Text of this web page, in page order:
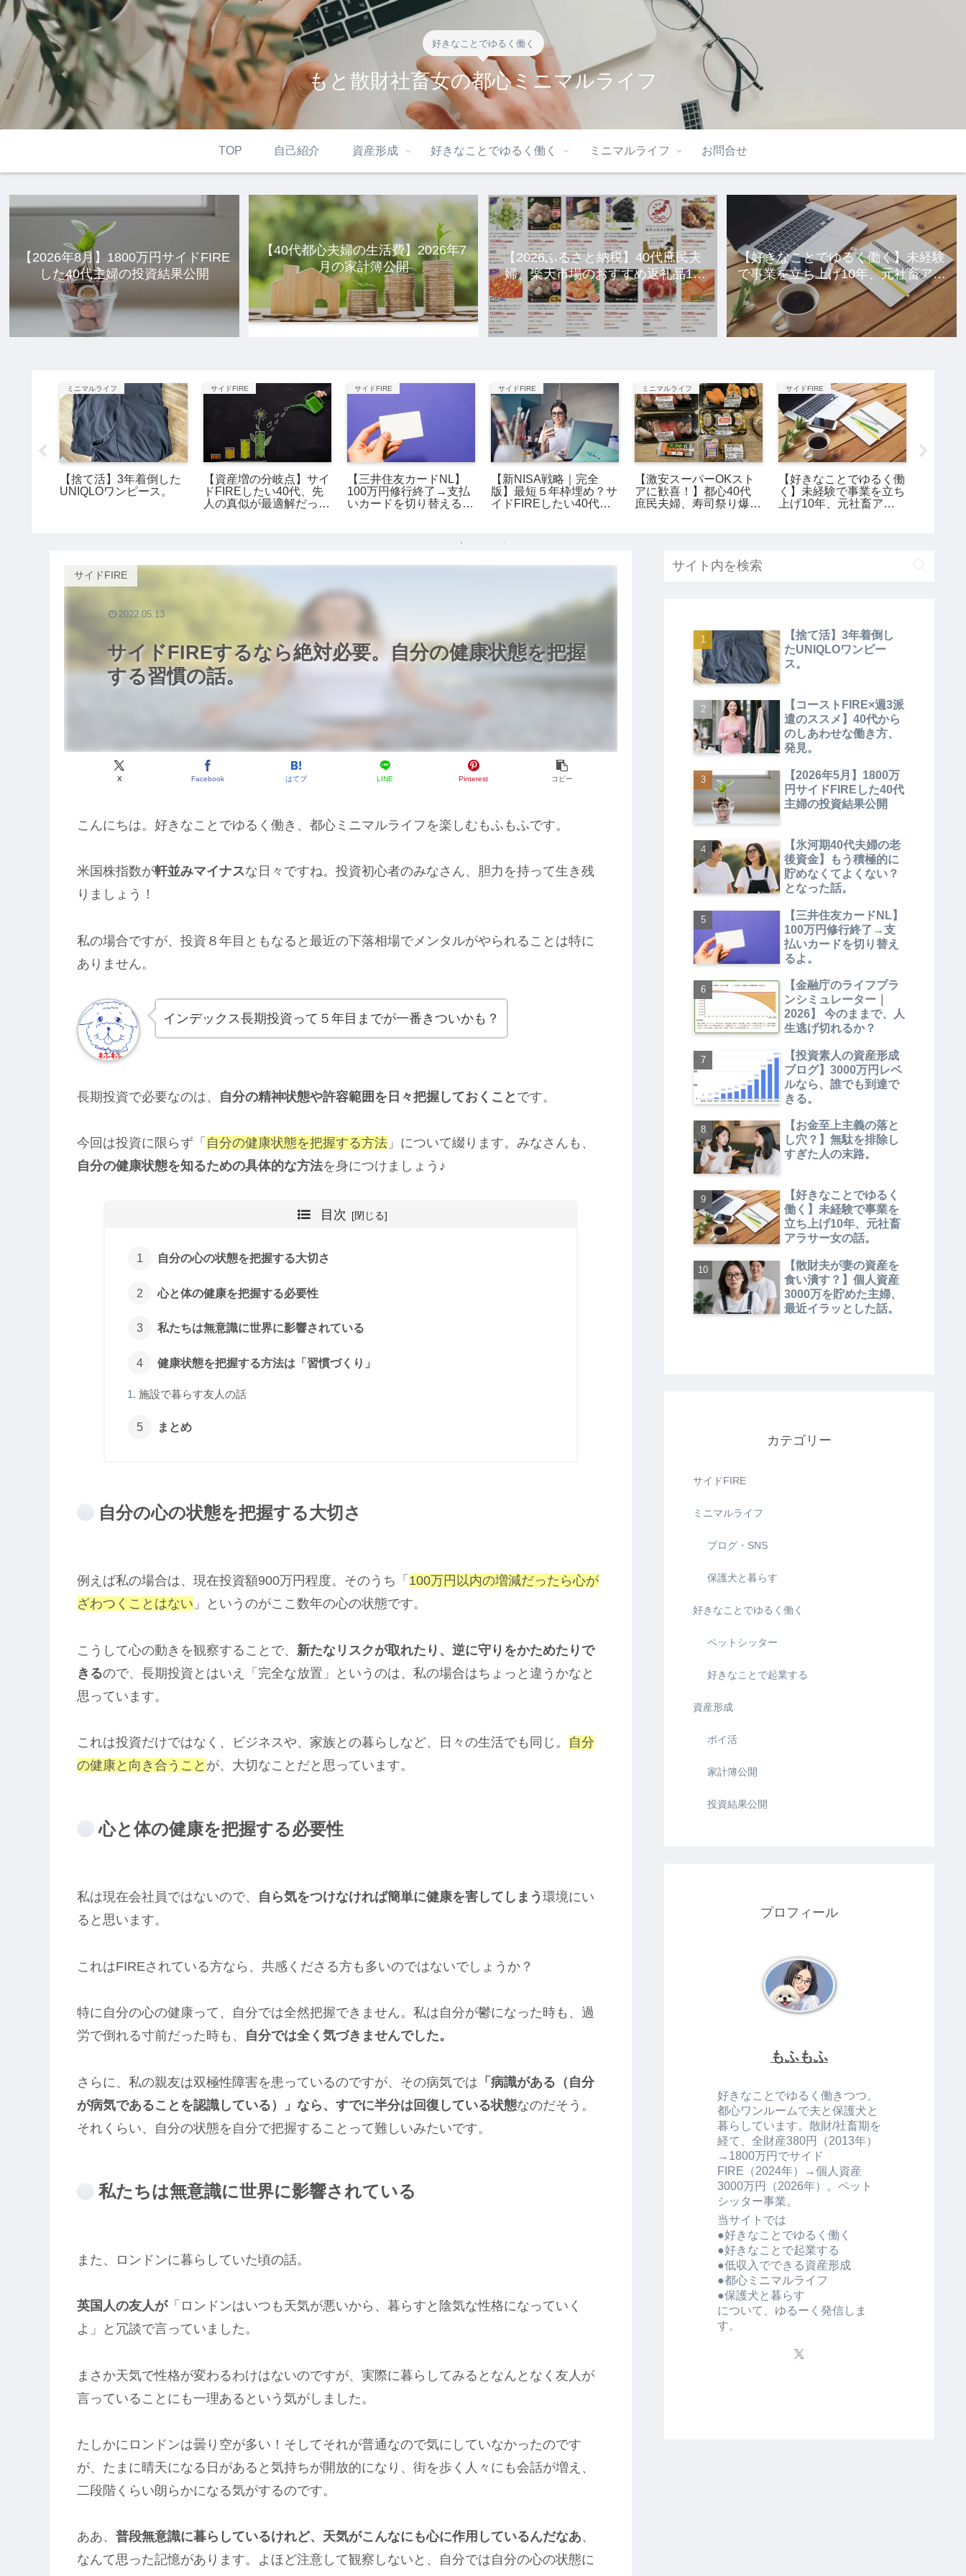
好きなことでゆるく働く
もと散財社畜女の都心ミニマルライフ
TOP 自己紹介 資産形成 好きなことでゆるく働く ミニマルライフ お問合せ
【2026年8月】1800万円サイドFIRE
した40代主婦の投資結果公開
【40代都心夫婦の生活費】2026年7
月の家計簿公開
【2026ふるさと納税】40代庶民夫
婦、楽天市場のおすすめ返礼品10
選。
【好きなことでゆるく働く】未経験
で事業を立ち上げ10年、元社畜アラ
サー女の話。
ミニマルライフ
【捨て活】3年着倒した
UNIQLOワンピース。
サイドFIRE
【資産増の分岐点】サイ
ドFIREしたい40代、先
人の真似が最適解だっ
サイドFIRE
【三井住友カードNL】
100万円修行終了→支払
いカードを切り替える
サイドFIRE
【新NISA戦略｜完全
版】最短５年枠埋め？サ
イドFIREしたい40代女
ミニマルライフ
【激安スーパーOKスト
アに歓喜！】都心40代
庶民夫婦、寿司祭り爆
サイドFIRE
【好きなことでゆるく働
く】未経験で事業を立ち
上げ10年、元社畜アラ
サイドFIREするなら絶対必要。自分の健康状態を把握
する習慣の話。
サイドFIRE
X Facebook はてブ LINE Pinterest コピー
2022.05.13
こんにちは。好きなことでゆるく働き、都心ミニマルライフを楽しむもふもふです。
米国株指数が軒並みマイナスな日々ですね。投資初心者のみなさん、胆力を持って生き残
りましょう！
私の場合ですが、投資８年目ともなると最近の下落相場でメンタルがやられることは特に
ありません。
インデックス長期投資って５年目までが一番きついかも？
長期投資で必要なのは、 自分の精神状態や許容範囲を日々把握しておくこと です。
今回は投資に限らず「 自分の健康状態を把握する方法 」について綴ります。みなさんも、
自分の健康状態を知るための具体的な方法を身につけましょう♪
目次
自分の心の状態を把握する大切さ
心と体の健康を把握する必要性
私たちは無意識に世界に影響されている
健康状態を把握する方法は「習慣づくり」
施設で暮らす友人の話
まとめ
自分の心の状態を把握する大切さ
例えば私の場合は、現在投資額900万円程度。そのうち「 100万円以内の増減だったら心が
ざわつくことはない 」というのがここ数年の心の状態です。
こうして心の動きを観察することで、 新たなリスクが取れたり、逆に守りをかためたりで
きるので、長期投資とはいえ「完全な放置」というのは、私の場合はちょっと違うかなと
思っています。
これは投資だけではなく、ビジネスや、家族との暮らしなど、日々の生活でも同じ。 自分
の健康と向き合うこと が、大切なことだと思っています。
心と体の健康を把握する必要性
私は現在会社員ではないので、 自ら気をつけなければ簡単に健康を害してしまう 環境にい
ると思います。
これはFIREされている方なら、共感くださる方も多いのではないでしょうか？
特に自分の心の健康って、自分では全然把握できません。私は自分が鬱になった時も、過
労で倒れる寸前だった時も、 自分では全く気づきませんでした。
さらに、私の親友は双極性障害を患っているのですが、その病気では 「病識がある（自分
が病気であることを認識している）」なら、すでに半分は回復している状態なのだそう。
それくらい、自分の状態を自分で把握することって難しいみたいです。
私たちは無意識に世界に影響されている
また、ロンドンに暮らしていた頃の話。
英国人の友人が「ロンドンはいつも天気が悪いから、暮らすと陰気な性格になっていく
よ」と冗談で言っていました。
まさか天気で性格が変わるわけはないのですが、実際に暮らしてみるとなんとなく友人が
言っていることにも一理あるという気がしました。
たしかにロンドンは曇り空が多い！そしてそれが普通なので気にしていなかったのです
が、たまに晴天になる日があると気持ちが開放的になり、街を歩く人々にも会話が増え、
二段階くらい朗らかになる気がするのです。
ああ、 普段無意識に暮らしているけれど、天気がこんなにも心に作用しているんだなあ、
なんて思った記憶があります。よほど注意して観察しないと、自分では自分の心の状態に
【捨て活】3年着倒し
たUNIQLOワンピー
ス。
【コーストFIRE×週3派
遣のススメ】40代から
のしあわせな働き方、
発見。
【2026年5月】1800万
円サイドFIREした40代
主婦の投資結果公開
【氷河期40代夫婦の老
後資金】もう積極的に
貯めなくてよくない？
となった話。
【三井住友カードNL】
100万円修行終了→支
払いカードを切り替え
るよ。
【金融庁のライフプラ
ンシミュレーター｜
2026】 今のままで、人
生逃げ切れるか？
【投資素人の資産形成
ブログ】3000万円レベ
ルなら、誰でも到達で
きる。
【お金至上主義の落と
し穴？】無駄を排除し
すぎた人の末路。
【好きなことでゆるく
働く】未経験で事業を
立ち上げ10年、元社畜
アラサー女の話。
【散財夫が妻の資産を
食い潰す？】個人資産
3000万を貯めた主婦、
最近イラッとした話。
カテゴリー
サイドFIRE
ミニマルライフ
ブログ・SNS
保護犬と暮らす
好きなことでゆるく働く
ペットシッター
好きなことで起業する
資産形成
ポイ活
家計簿公開
投資結果公開
プロフィール
もふもふ
好きなことでゆるく働きつつ、
都心ワンルームで夫と保護犬と
暮らしています。散財/社畜期を
経て、全財産380円（2013年）
→1800万円でサイド
FIRE（2024年）→個人資産
3000万円（2026年）。ペット
シッター事業。
当サイトでは
●好きなことでゆるく働く
●好きなことで起業する
●低収入でできる資産形成
●都心ミニマルライフ
●保護犬と暮らす
について、ゆるーく発信しま
す。